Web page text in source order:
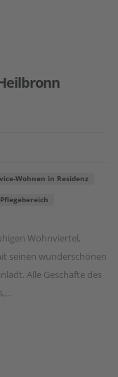
Wohnen in Residenz
Wohnviertel,
seinen wunderschönen
Alle Geschäfte des